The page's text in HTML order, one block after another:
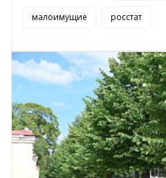
малоимущие росстат